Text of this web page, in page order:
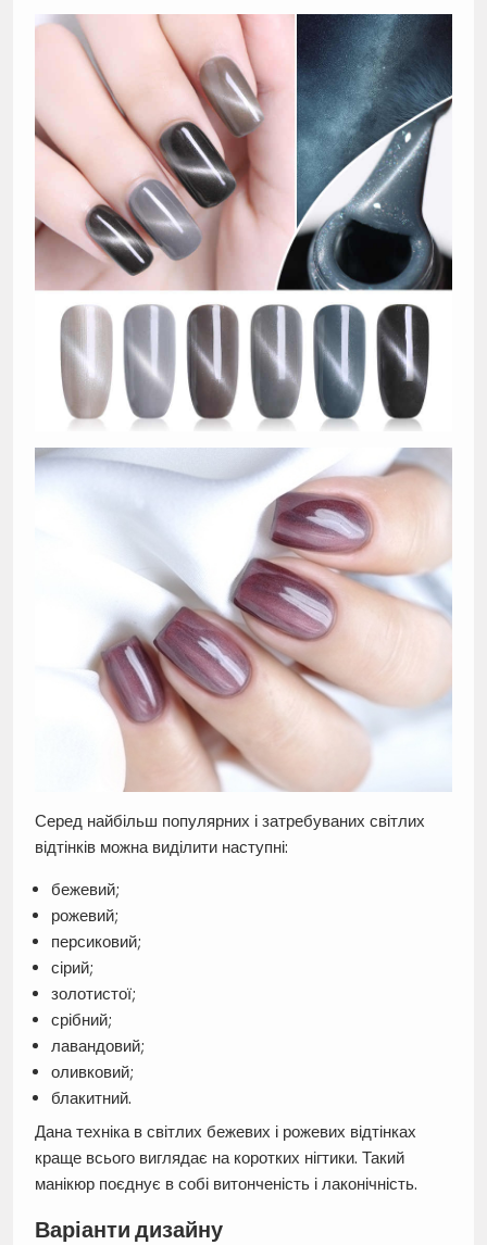
Серед найбільш популярних і затребуваних світлих
відтінків можна виділити наступні:
бежевий;
рожевий;
персиковий;
сірий;
золотистої;
срібний;
лавандовий;
оливковий;
блакитний.
Дана техніка в світлих бежевих і рожевих відтінках
краще всього виглядає на коротких нігтики. Такий
манікюр поєднує в собі витонченість і лаконічність.
Варіанти дизайну